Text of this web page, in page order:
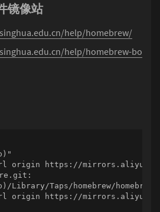
镜像站
help/homebrew/
help/homebrew-bo
origin https://
Library/Taps/homebrew/
origin https://mirrors.aliyun.com/